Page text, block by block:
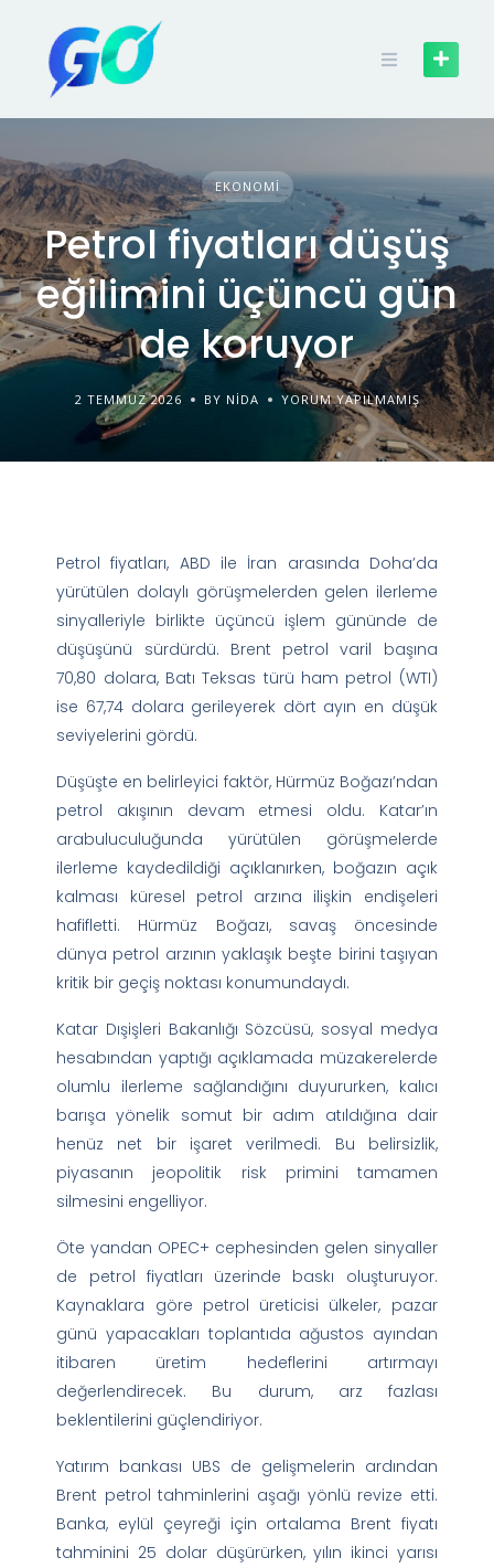
EKONOMI
Petrol fiyatları düşüş
eğilimini üçüncü gün
de koruyor
2 TEMMUZ 2026 BY NIDA YORUM YAPILMAMIŞ
Petrol fiyatları, ABD ile İran arasında Doha’da
yürütülen dolaylı görüşmelerden gelen ilerleme
sinyalleriyle birlikte üçüncü işlem gününde de
düşüşünü sürdürdü. Brent petrol varil başına
70,80 dolara, Batı Teksas türü ham petrol (WTI)
ise 67,74 dolara gerileyerek dört ayın en düşük
seviyelerini gördü.
Düşüşte en belirleyici faktör, Hürmüz Boğazı’ndan
petrol akışının devam etmesi oldu. Katar’ın
arabuluculuğunda yürütülen görüşmelerde
ilerleme kaydedildiği açıklanırken, boğazın açık
kalması küresel petrol arzına ilişkin endişeleri
hafifletti. Hürmüz Boğazı, savaş öncesinde
dünya petrol arzının yaklaşık beşte birini taşıyan
kritik bir geçiş noktası konumundaydı.
Katar Dışişleri Bakanlığı Sözcüsü, sosyal medya
hesabından yaptığı açıklamada müzakerelerde
olumlu ilerleme sağlandığını duyururken, kalıcı
barışa yönelik somut bir adım atıldığına dair
henüz net bir işaret verilmedi. Bu belirsizlik,
piyasanın jeopolitik risk primini tamamen
silmesini engelliyor.
Öte yandan OPEC+ cephesinden gelen sinyaller
de petrol fiyatları üzerinde baskı oluşturuyor.
Kaynaklara göre petrol üreticisi ülkeler, pazar
günü yapacakları toplantıda ağustos ayından
itibaren üretim hedeflerini artırmayı
değerlendirecek. Bu durum, arz fazlası
beklentilerini güçlendiriyor.
Yatırım bankası UBS de gelişmelerin ardından
Brent petrol tahminlerini aşağı yönlü revize etti.
Banka, eylül çeyreği için ortalama Brent fiyatı
tahminini 25 dolar düşürürken, yılın ikinci yarısı